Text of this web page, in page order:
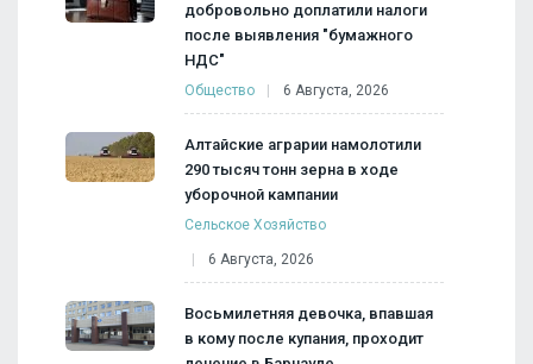
добровольно доплатили налоги
после выявления "бумажного
НДС"
Общество 6 Августа, 2026
Алтайские аграрии намолотили
290 тысяч тонн зерна в ходе
уборочной кампании
Сельское Хозяйство
6 Августа, 2026
Восьмилетняя девочка, впавшая
в кому после купания, проходит